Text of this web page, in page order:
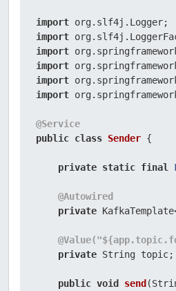
import
import
import
import
import
import
@Service
public class Sender {
private static final
@Autowired
private
private String topic;
public void send